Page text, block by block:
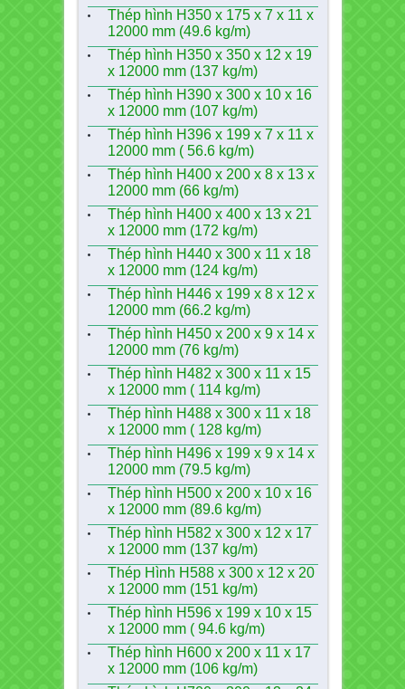
Thép hình H350 x 175 x 7 x 11 x
12000 mm (49.6 kg/m)
Thép hình H350 x 350 x 12 x 19
x 12000 mm (137 kg/m)
Thép hình H390 x 300 x 10 x 16
x 12000 mm (107 kg/m)
Thép hình H396 x 199 x 7 x 11 x
12000 mm ( 56.6 kg/m)
Thép hình H400 x 200 x 8 x 13 x
12000 mm (66 kg/m)
Thép hình H400 x 400 x 13 x 21
x 12000 mm (172 kg/m)
Thép hình H440 x 300 x 11 x 18
x 12000 mm (124 kg/m)
Thép hình H446 x 199 x 8 x 12 x
12000 mm (66.2 kg/m)
Thép hình H450 x 200 x 9 x 14 x
12000 mm (76 kg/m)
Thép hình H482 x 300 x 11 x 15
x 12000 mm ( 114 kg/m)
Thép hình H488 x 300 x 11 x 18
x 12000 mm ( 128 kg/m)
Thép hình H496 x 199 x 9 x 14 x
12000 mm (79.5 kg/m)
Thép hình H500 x 200 x 10 x 16
x 12000 mm (89.6 kg/m)
Thép hình H582 x 300 x 12 x 17
x 12000 mm (137 kg/m)
Thép Hình H588 x 300 x 12 x 20
x 12000 mm (151 kg/m)
Thép hình H596 x 199 x 10 x 15
x 12000 mm ( 94.6 kg/m)
Thép hình H600 x 200 x 11 x 17
x 12000 mm (106 kg/m)